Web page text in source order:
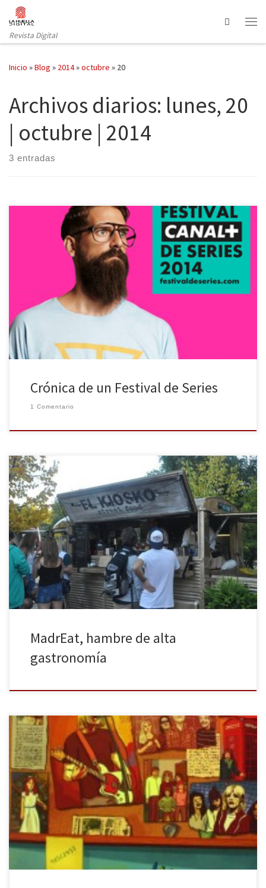
Saltar al contenido
Revista Digital
Search
Inicio »Blog » 2014»octubre » 20
Archivos diarios: lunes, 20
| octubre | 2014
3 entradas
De cómo hartarse de ver series y escuchar ponentes y no morir en
el intento. El Festival de Series de Canal + en su sexta edición ha
sido un año más todo un éxito. Talleres, Concursos, Pilotos y
Capítulos de nuestras series favoritas en pantalla grande.
Próximamente en Málaga y […]
Crónica de un Festival de Series
1 Comentario
Para todos aquellos que no se atreven con la alta cocina tienen
instalado en el Jardín Botánico de la Universidad Complutense el
primer mercado callejero de alta gastronomía. La iniciativa
MadrEat pretende acercar la cocina de autor a la calle, intentando
salir de la imagen rígida ligada a las Estrellas […]
MadrEat, hambre de alta
gastronomía
Manuel Astur firma una primera novela decepcionante
ambientada en la década de los noventa con el grunge de fondo
y con un tema tan trillado como la adolescencia. Más o menos por
la época en que transcurre Quince días para acabar con el mundo
Ray Loriga publicaba una novela titulada […]